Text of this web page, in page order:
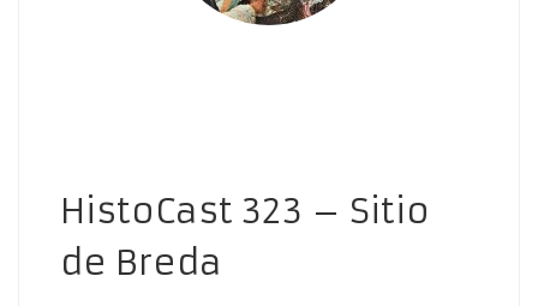
HistoCast 323 – Sitio
de Breda